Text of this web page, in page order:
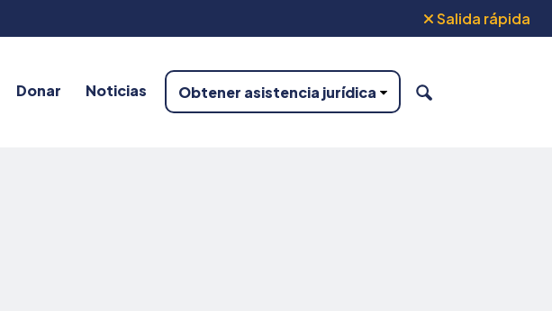
Salida rápida
Donar Noticias Obtener asistencia jurídica BUSCAR